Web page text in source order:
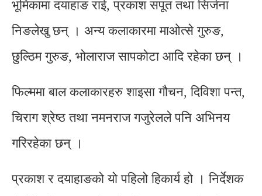
भूमिकामा दयाहाङ राई, प्रकाश सपूत तथा सिर्जना
निङलेखु छन् । अन्य कलाकारमा माओत्से गुरुङ,
छुल्ठिम गुरुङ, भोलाराज सापकोटा आदि रहेका छन् ।
फिल्ममा बाल कलाकारहरु शाइसा गौचन, दिविशा पन्त,
चिराग श्रेष्ठ तथा नमनराज गजुरेलले पनि अभिनय
गरिरहेका छन् ।
प्रकाश र दयाहाङको यो पहिलो हिकार्य हो । निर्देशक